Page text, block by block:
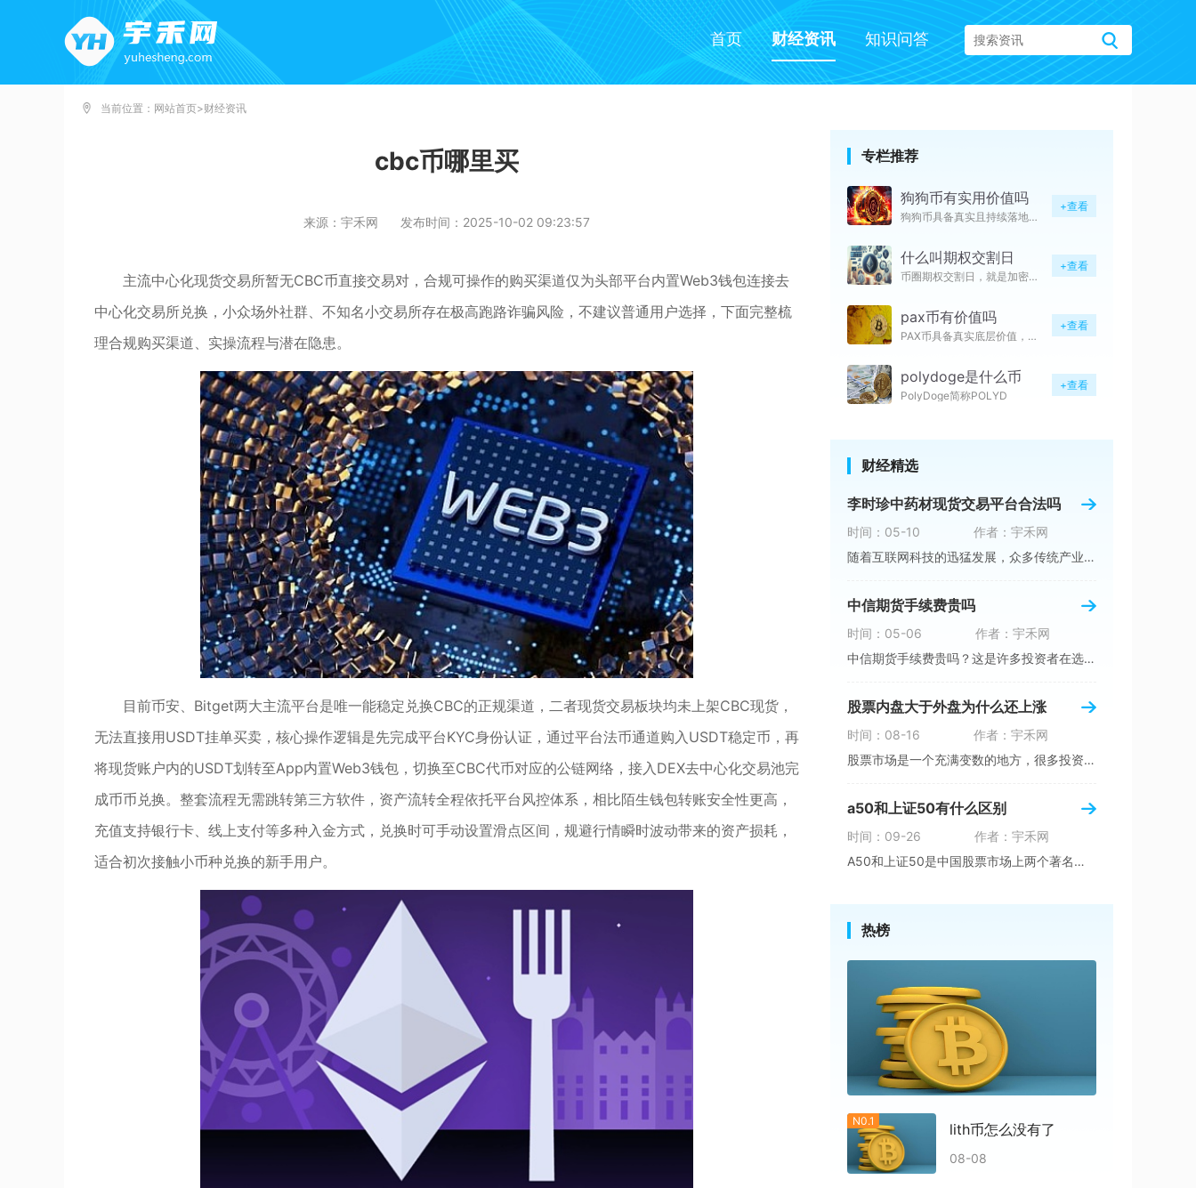
首页 财经资讯 知识问答
当前位置： 网站首页>财经资讯
cbc币哪里买
来源：宇禾网 发布时间：2025-10-02 09:23:57
主流中心化现货交易所暂无CBC币直接交易对，合规可操作的购买渠道仅为头部平台内置Web3钱包连接去
中心化交易所兑换，小众场外社群、不知名小交易所存在极高跑路诈骗风险，不建议普通用户选择，下面完整梳
理合规购买渠道、实操流程与潜在隐患。
目前币安、Bitget两大主流平台是唯一能稳定兑换CBC的正规渠道，二者现货交易板块均未上架CBC现货，
无法直接用USDT挂单买卖，核心操作逻辑是先完成平台KYC身份认证，通过平台法币通道购入USDT稳定币，再
将现货账户内的USDT划转至App内置Web3钱包，切换至CBC代币对应的公链网络，接入DEX去中心化交易池完
成币币兑换。整套流程无需跳转第三方软件，资产流转全程依托平台风控体系，相比陌生钱包转账安全性更高，
充值支持银行卡、线上支付等多种入金方式，兑换时可手动设置滑点区间，规避行情瞬时波动带来的资产损耗，
适合初次接触小币种兑换的新手用户。
专栏推荐
狗狗币有实用价值吗
狗狗币具备真实且持续落地的实用
+查看
什么叫期权交割日
币圈期权交割日，就是加密货币期
+查看
pax币有价值吗
PAX币具备真实底层价值，属于
+查看
polydoge是什么币
PolyDoge简称POLYD
+查看
财经精选
李时珍中药材现货交易平台合法吗
时间：05-10
作者：宇禾网
随着互联网科技的迅猛发展，众多传统产业纷纷启
中信期货手续费贵吗
时间：05-06
作者：宇禾网
中信期货手续费贵吗？这是许多投资者在选择期货
股票内盘大于外盘为什么还上涨
时间：08-16
作者：宇禾网
股票市场是一个充满变数的地方，很多投资者关注
a50和上证50有什么区别
时间：09-26
作者：宇禾网
A50和上证50是中国股票市场上两个著名的股
热榜
N0.1 lith币怎么没有了
08-08